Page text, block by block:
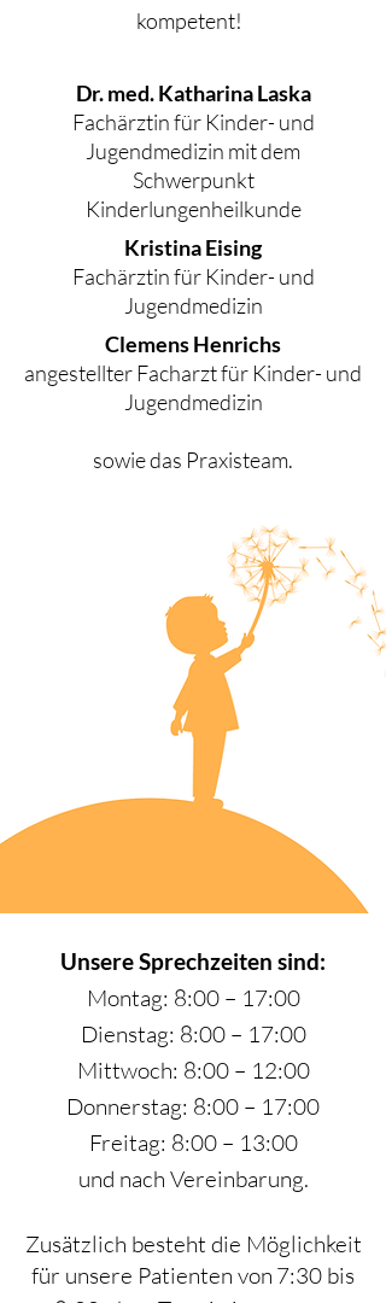
kompetent!
Dr. med. Katharina Laska
Fachärztin für Kinder- und
Jugendmedizin mit dem
Schwerpunkt
Kinderlungenheilkunde
Kristina Eising
Fachärztin für Kinder- und
Jugendmedizin
Clemens Henrichs
angestellter Facharzt für Kinder- und
Jugendmedizin
sowie das Praxisteam.
Unsere Sprechzeiten sind:
Montag: 8:00 – 17:00
Dienstag: 8:00 – 17:00
Mittwoch: 8:00 – 12:00
Donnerstag: 8:00 – 17:00
Freitag: 8:00 – 13:00
und nach Vereinbarung.
Zusätzlich besteht die Möglichkeit
für unsere Patienten von 7:30 bis